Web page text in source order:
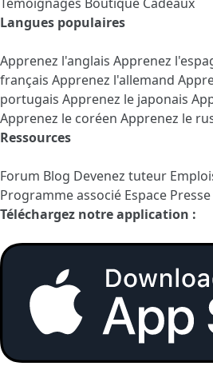
Langues populaires
Apprenez l'anglais Apprenez
français Apprenez l'allemand
portugais Apprenez le japonais
Apprenez le coréen Apprenez le
Ressources
Forum Blog Devenez tuteur
Programme associé Espace Presse
Téléchargez notre application :